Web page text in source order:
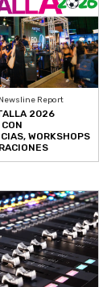
Report
2026
WORKSHOPS